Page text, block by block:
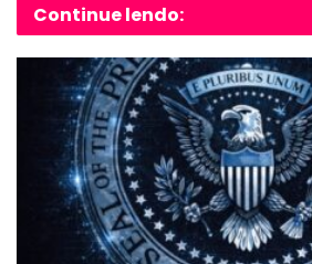
Continue lendo: